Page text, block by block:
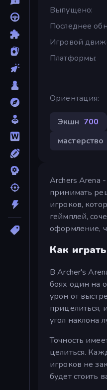
Выпущено
Последнее
Игровой
Платформы
Ориентация
Экшн 700
мастерство
Archers Arena
принимать
игроков,
геймплей,
оформление,
Как
В Archer's
боях один на
урон от
прицелиться,
угол наклона
Точность
целиться.
игроков не
будет стоить